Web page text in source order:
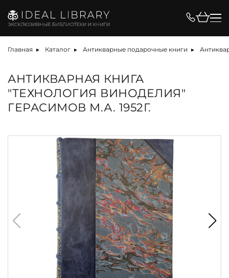
Главная Каталог Антикварные подарочные книги
АНТИКВАРНАЯ КНИГА
"ТЕХНОЛОГИЯ ВИНОДЕЛИЯ"
ГЕРАСИМОВ М.А. 1952Г.